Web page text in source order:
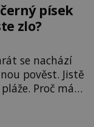
písek
zlo?
se nachází
pověst. Jistě
Proč má